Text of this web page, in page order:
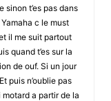
sinon t’es pas dans
c le must
il me suit partout
quand t’es sur la
de ouf. Si un jour
puis n’oublie pas
motard a partir de la